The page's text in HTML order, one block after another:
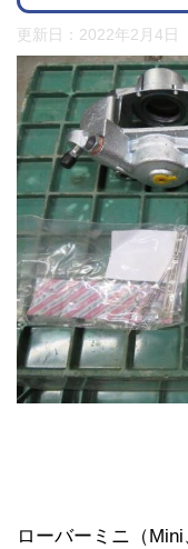
更新日： 2022年2月4日
ローバーミニ（